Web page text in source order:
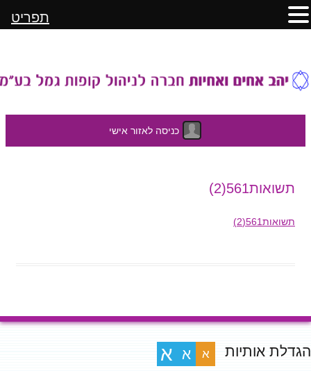
כניסה לאזור אישי
תשואות561(2)
תשואות561(2)
הגדלת אותיות א א א
תפריט